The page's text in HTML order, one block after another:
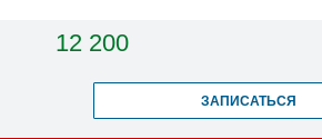
12 200
ЗАПИСАТЬСЯ